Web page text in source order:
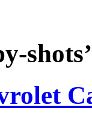
shots’